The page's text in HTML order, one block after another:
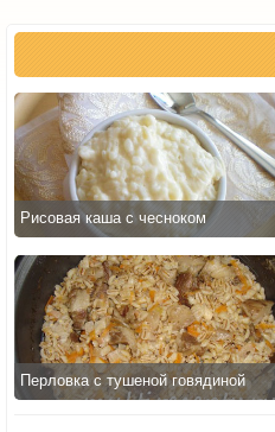
Рисовая каша с чесноком
Перловка с тушеной говядиной